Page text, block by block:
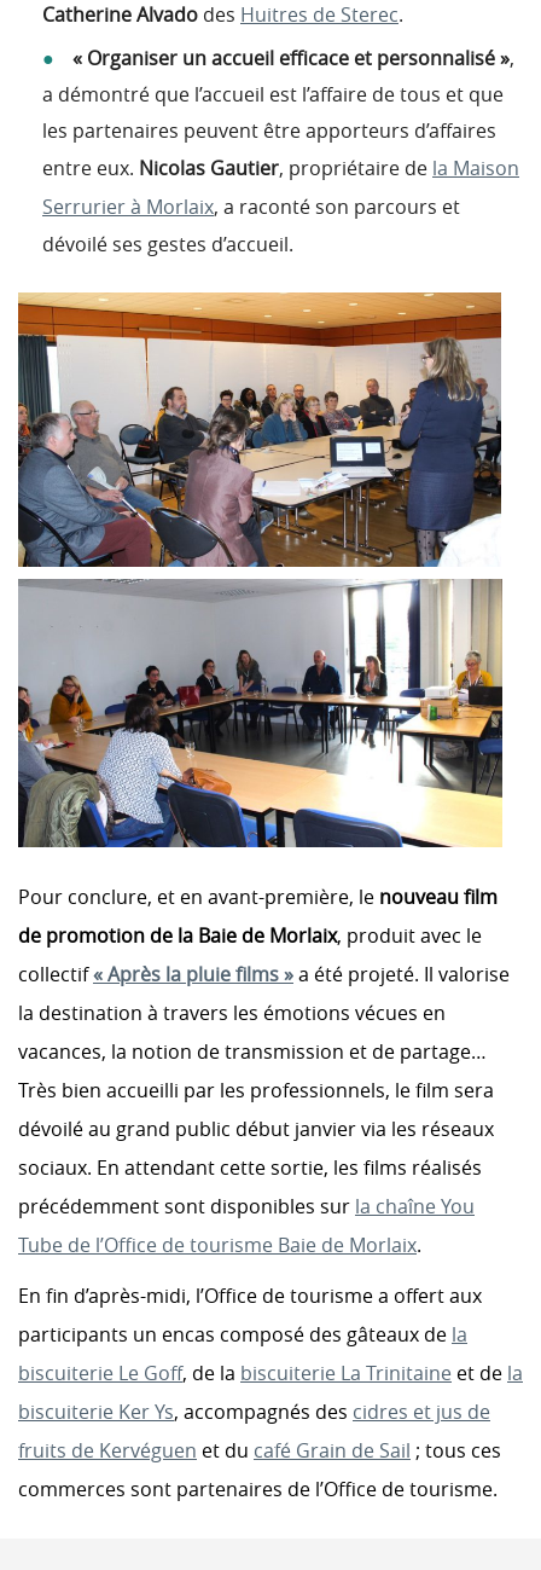
Catherine Alvado des Huitres de Sterec.
« Organiser un accueil efficace et personnalisé »,
a démontré que l’accueil est l’affaire de tous et que
les partenaires peuvent être apporteurs d’affaires
entre eux. Nicolas Gautier, propriétaire de la Maison
Serrurier à Morlaix, a raconté son parcours et
dévoilé ses gestes d’accueil.
Pour conclure, et en avant-première, le nouveau film
de promotion de la Baie de Morlaix, produit avec le
collectif« Après la pluie films »a été projeté. Il valorise
la destination à travers les émotions vécues en
vacances, la notion de transmission et de partage…
Très bien accueilli par les professionnels, le film sera
dévoilé au grand public début janvier via les réseaux
sociaux. En attendant cette sortie, les films réalisés
précédemment sont disponibles sur la chaîne You
Tube de l’Office de tourisme Baie de Morlaix.
En fin d’après-midi, l’Office de tourisme a offert aux
participants un encas composé des gâteaux de la
biscuiterie Le Goff, de la biscuiterie La Trinitaine et de la
biscuiterie Ker Ys, accompagnés des cidres et jus de
fruits de Kervéguen et du café Grain de Sail ; tous ces
commerces sont partenaires de l’Office de tourisme.